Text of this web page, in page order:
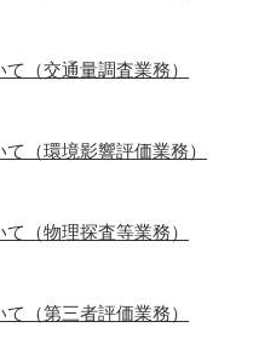
（交通量調査業務）
（環境影響評価業務）
（物理探査等業務）
（第三者評価業務）